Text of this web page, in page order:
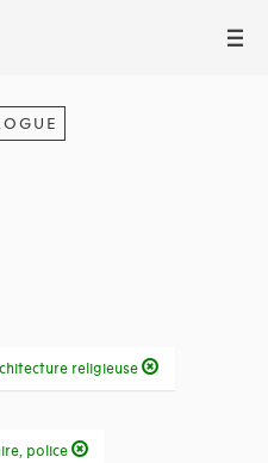
III
religieuse
police